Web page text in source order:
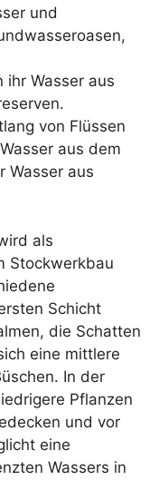
und
ihr Wasser aus
von Flüssen
aus dem
Wasser aus
als
Stockwerkbau
Schicht
die Schatten
eine mittlere
In der
Pflanzen
und vor
eine
Wassers in